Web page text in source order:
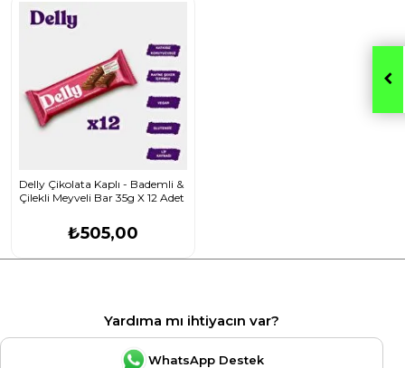
Delly Çikolata Kaplı - Bademli &
Çilekli Meyveli Bar 35g X 12 Adet
₺505,00
Yardıma mı ihtiyacın var?
WhatsApp Destek